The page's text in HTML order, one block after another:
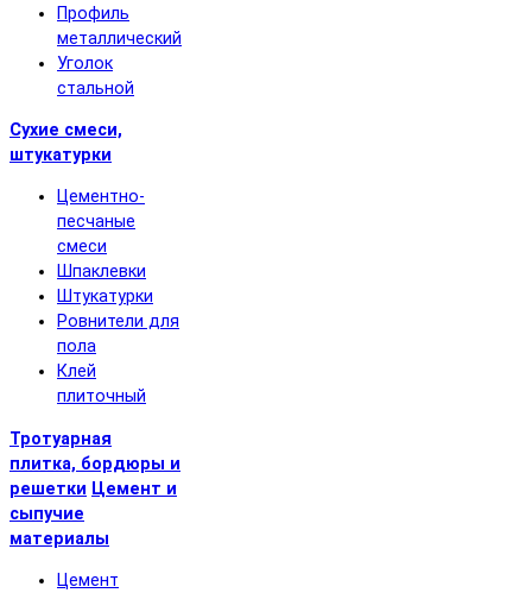
Профиль
металлический
Уголок
стальной
Сухие смеси,
штукатурки
Цементно-
песчаные
смеси
Шпаклевки
Штукатурки
Ровнители для
пола
Клей
плиточный
Тротуарная
плитка, бордюры и
решетки Цемент и
сыпучие
материалы
Цемент